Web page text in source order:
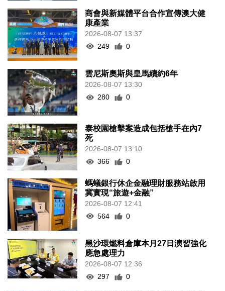
商會與新媒體平台合作宣傳澳大健
康產業
2026-08-07 13:37
249
0
雲尼斯奧斯與皇馬續約6年
2026-08-07 13:30
280
0
泰校園槍擊案造成包括槍手在內7
死
2026-08-07 13:10
366
0
螞蟻銀行休企金融理財服務站啟用
冀實現“旅遊+金融”
2026-08-07 12:41
564
0
黑沙環燃料倉庫本月27日演習強化
應急處理力
2026-08-07 12:36
297
0